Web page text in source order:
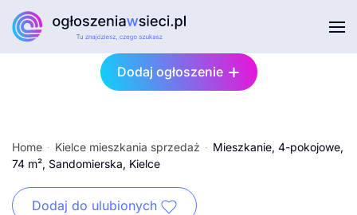
Dodaj ogłoszenie
Home Kielce mieszkania sprzedaż
Mieszkanie, 4-pokojowe,
74 m², Sandomierska, Kielce
Dodaj do ulubionych